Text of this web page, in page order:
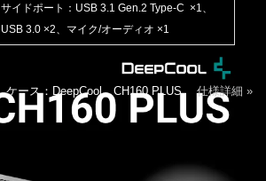
サイドポート：USB 3.1 Gen.2 Type-C ×1、
USB 3.0 ×2、マイク/オーディオ ×1
ケース：DeepCool CH160 PLUS仕様詳細 »